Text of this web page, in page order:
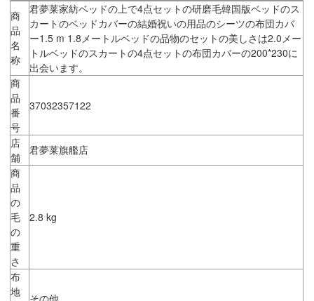
商
品
名
称
君夢莱家紡ベッドの上で4点セットの研磨毛韓国版ベッドのス
カートのベッドカバーの結婚祝いの用品のシーツの布団カバ
ー1.5 m 1.8メートルベッドの品物のセットの美しさは2.0メー
トルベッドのスカートの4点セットの布団カバーの200*230に
出会います。
商
品
番
号
37032357122
店
舗
君夢莱旗艦店
商
品
の
毛
の
重
さ
2.8 kg
布
地
その他